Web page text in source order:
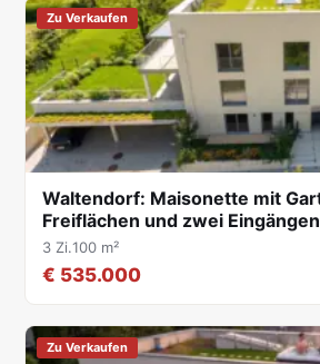
Zu Verkaufen
Waltendorf: Maisonette mit
Freiflächen und zwei Eingängen
3 Zi.100 m²
€ 535.000
Zu Verkaufen